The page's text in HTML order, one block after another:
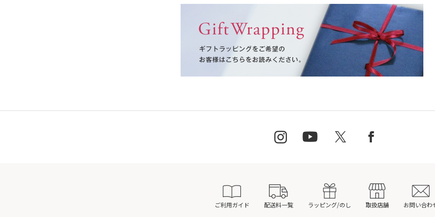
ご利用ガイド 配送料一覧 ラッピング/のし 取扱店舗 お問い合わ